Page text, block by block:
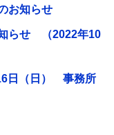
お知らせ
知らせ （2022年10
日（日） 事務所